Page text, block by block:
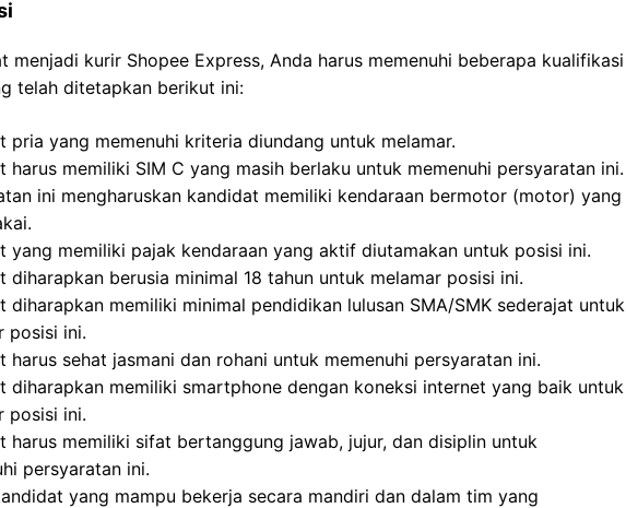
menjadi kurir Shopee Express, Anda harus memenuhi beberapa kualifikasi
telah ditetapkan berikut ini:
pria yang memenuhi kriteria diundang untuk melamar.
harus memiliki SIM C yang masih berlaku untuk memenuhi persyaratan ini.
ini mengharuskan kandidat memiliki kendaraan bermotor (motor) yang
yang memiliki pajak kendaraan yang aktif diutamakan untuk posisi ini.
diharapkan berusia minimal 18 tahun untuk melamar posisi ini.
diharapkan memiliki minimal pendidikan lulusan SMA/SMK sederajat untuk
posisi ini.
harus sehat jasmani dan rohani untuk memenuhi persyaratan ini.
diharapkan memiliki smartphone dengan koneksi internet yang baik untuk
posisi ini.
harus memiliki sifat bertanggung jawab, jujur, dan disiplin untuk
persyaratan ini.
yang mampu bekerja secara mandiri dan dalam tim yang